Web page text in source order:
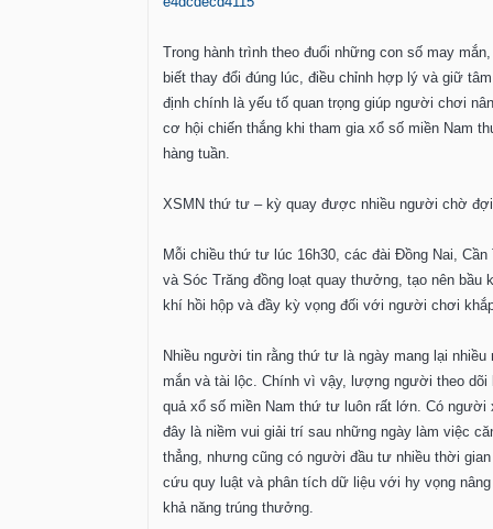
Trong hành trình theo đuổi những con số may
biết thay đổi đúng lúc, điều chỉnh hợp lý và giữ
định chính là yếu tố quan trọng giúp người chơi
cơ hội chiến thắng khi tham gia xổ số miền Nam
hàng tuần.
XSMN thứ tư – kỳ quay được nhiều người chờ đợi
Mỗi chiều thứ tư lúc 16h30, các đài Đồng Nai, Cần
và Sóc Trăng đồng loạt quay thưởng, tạo nên bầu
khí hồi hộp và đầy kỳ vọng đối với người chơi
Nhiều người tin rằng thứ tư là ngày mang lại nhiều
mắn và tài lộc. Chính vì vậy, lượng người theo dõi
quả xổ số miền Nam thứ tư luôn rất lớn. Có người
đây là niềm vui giải trí sau những ngày làm việc
thẳng, nhưng cũng có người đầu tư nhiều thời gian
cứu quy luật và phân tích dữ liệu với hy vọng
khả năng trúng thưởng.